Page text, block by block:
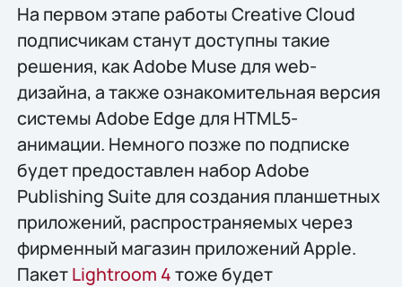
На первом этапе работы Creative Cloud
подписчикам станут доступны такие
решения, как Adobe Muse для web-
дизайна, а также ознакомительная версия
системы Adobe Edge для HTML5-
анимации. Немного позже по подписке
будет предоставлен набор Adobe
Publishing Suite для создания планшетных
приложений, распространяемых через
фирменный магазин приложений Apple.
ПакетLightroom 4тоже будет